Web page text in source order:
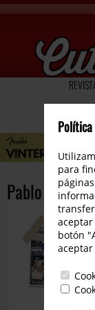
Pablo
para
botón